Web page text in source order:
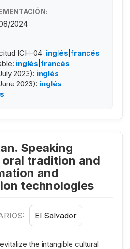
2024
ICH-04: inglés francés
inglés francés
2023): inglés
2023): inglés
Speaking
tradition and
and
technologies
El Salvador
the intangible cultural